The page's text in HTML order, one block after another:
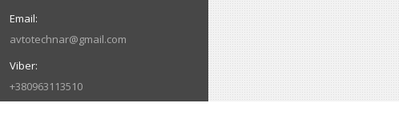
avtotechnar@gmail.com
+380963113510